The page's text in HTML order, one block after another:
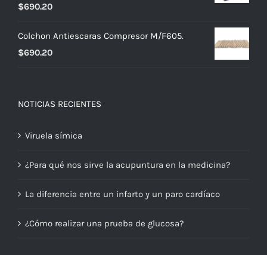
$690.20
Colchon Antiescaras Compresor M/F605.
$690.20
NOTICIAS RECIENTES
Viruela símica
¿Para qué nos sirve la acupuntura en la medicina?
La diferencia entre un infarto y un paro cardíaco
¿Cómo realizar una prueba de glucosa?